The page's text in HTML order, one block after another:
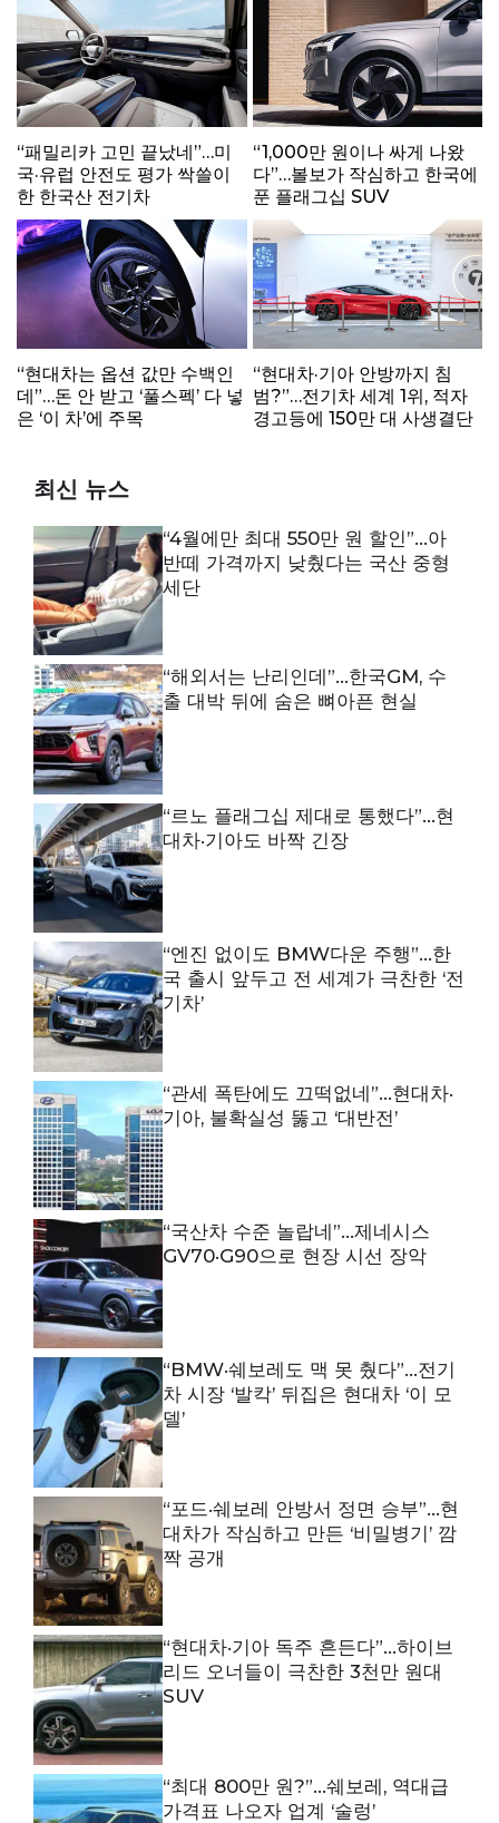
“패밀리카 고민 끝났네”…미
국·유럽 안전도 평가 싹쓸이
한 한국산 전기차
“1,000만 원이나 싸게 나왔
다”…볼보가 작심하고 한국에
푼 플래그십 SUV
“현대차는 옵션 값만 수백인
데”…돈 안 받고 ‘풀스펙’ 다 넣
은 ‘이 차’에 주목
“현대차·기아 안방까지 침
범?”…전기차 세계 1위, 적자
경고등에 150만 대 사생결단
최신 뉴스
“4월에만 최대 550만 원 할인”…아
반떼 가격까지 낮췄다는 국산 중형
세단
“해외서는 난리인데”…한국GM, 수
출 대박 뒤에 숨은 뼈아픈 현실
“르노 플래그십 제대로 통했다”…현
대차·기아도 바짝 긴장
“엔진 없이도 BMW다운 주행”…한
국 출시 앞두고 전 세계가 극찬한 ‘전
기차’
“관세 폭탄에도 끄떡없네”…현대차·
기아, 불확실성 뚫고 ‘대반전’
“국산차 수준 놀랍네”…제네시스
GV70·G90으로 현장 시선 장악
“BMW·쉐보레도 맥 못 췄다”…전기
차 시장 ‘발칵’ 뒤집은 현대차 ‘이 모
델’
“포드·쉐보레 안방서 정면 승부”…현
대차가 작심하고 만든 ‘비밀병기’ 깜
짝 공개
“현대차·기아 독주 흔든다”…하이브
리드 오너들이 극찬한 3천만 원대
SUV
“최대 800만 원?”…쉐보레, 역대급
가격표 나오자 업계 ‘술렁’